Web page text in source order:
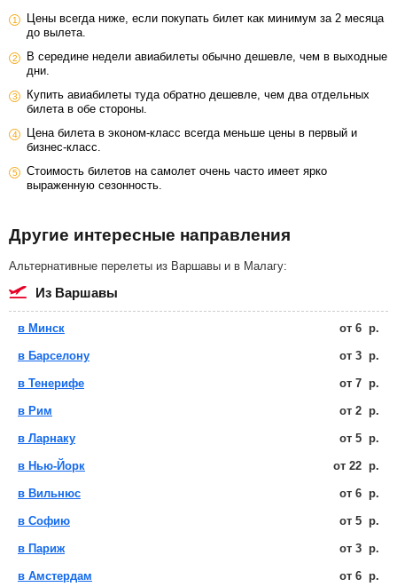
Цены всегда ниже, если покупать билет как минимум за 2 месяца
до вылета.
В середине недели авиабилеты обычно дешевле, чем в выходные
дни.
Купить авиабилеты туда обратно дешевле, чем два отдельных
билета в обе стороны.
Цена билета в эконом-класс всегда меньше цены в первый и
бизнес-класс.
Стоимость билетов на самолет очень часто имеет ярко
выраженную сезонность.
Другие интересные направления
Альтернативные перелеты из Варшавы и в Малагу:
из Варшавы
в Минск от 6 р.
в Барселону от 3 р.
в Тенерифе от 7 р.
в Рим от 2 р.
в Ларнаку от 5 р.
в Нью-Йорк от 22 р.
в Вильнюс от 6 р.
в Софию от 5 р.
в Париж от 3 р.
в Амстердам от 6 р.